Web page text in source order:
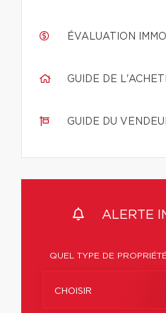
ÉVALUATION
GUIDE DE
GUIDE DU
ALERTE
QUEL TYPE DE
CHOISIR